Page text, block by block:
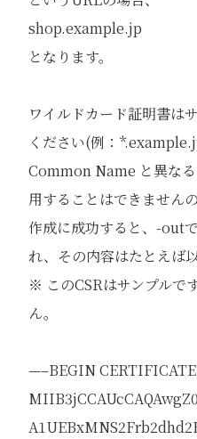
shop.example.jp
となります。
ワイルドカード証明書は
ください(例：
Common Name と異な
用することはできません
作成に成功すると、-out
れ、その内容はたとえば
※ このCSRはサンプルで
ん。
—–BEGIN